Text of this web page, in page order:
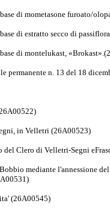
di mometasone furoato/
di estratto secco di
di montelukast,
permanente n. 13 del 18
in Velletri (26A00523)
Clero di Velletri-Segni
mediante l'annessione
(26A00545)